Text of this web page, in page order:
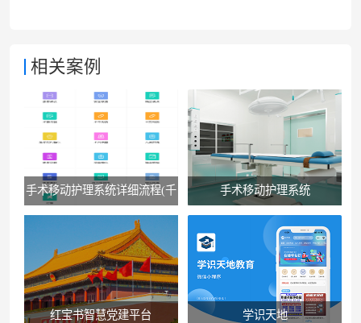
相关案例
手术移动护理系统详细流程(千
佛山医院版）
手术移动护理系统
红宝书智慧党建平台 学识天地